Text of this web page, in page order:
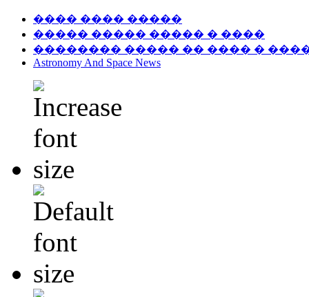
���� ���� �����
����� ����� ����� � ����
�������� ����� �� ���� �
Astronomy And Space News